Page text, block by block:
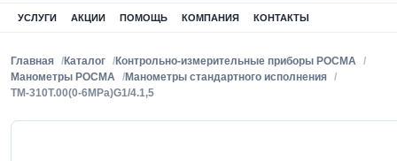
УСЛУГИ АКЦИИ ПОМОЩЬ КОМПАНИЯ КОНТАКТЫ
Главная Каталог
Контрольно-измерительные приборы РОСМА
Манометры РОСМА
Манометры стандартного исполнения
ТМ-310Т.00(0-6MPa)G1/4.1,5